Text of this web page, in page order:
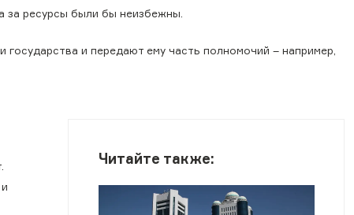
за ресурсы были бы неизбежны.
и передают ему часть полномочий – например,
Читайте также: